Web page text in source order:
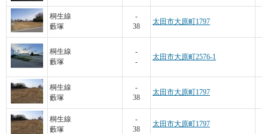
桐生線
藪塚
-
38
太田市大原町1797
桐生線
藪塚
-
-
太田市大原町2576-1
桐生線
藪塚
-
38
太田市大原町1797
桐生線
藪塚
-
38
太田市大原町1797